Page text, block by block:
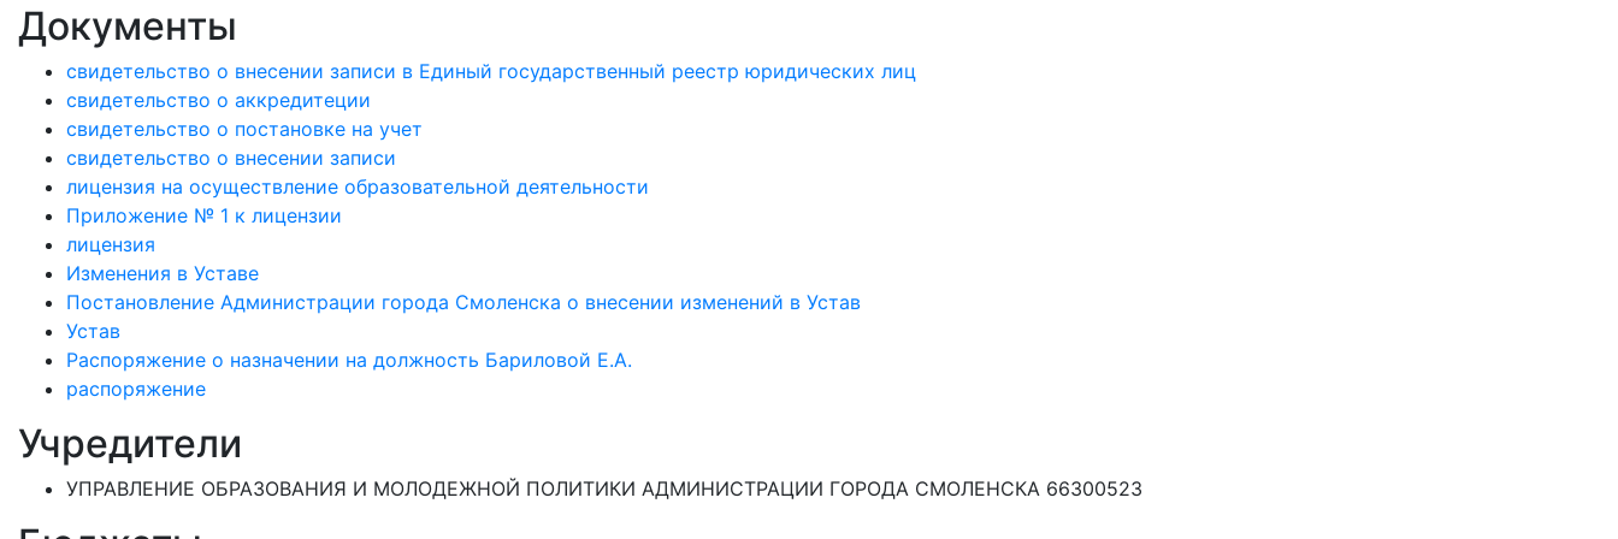
Документы
свидетельство о внесении записи в Единый государственный реестр юридических лиц
свидетельство о аккредитеции
свидетельство о постановке на учет
свидетельство о внесении записи
лицензия на осуществление образовательной деятельности
Приложение № 1 к лицензии
лицензия
Изменения в Уставе
Постановление Администрации города Смоленска о внесении изменений в Устав
Устав
Распоряжение о назначении на должность Бариловой Е.А.
распоряжение
Учредители
УПРАВЛЕНИЕ ОБРАЗОВАНИЯ И МОЛОДЕЖНОЙ ПОЛИТИКИ АДМИНИСТРАЦИИ ГОРОДА СМОЛЕНСКА 66300523